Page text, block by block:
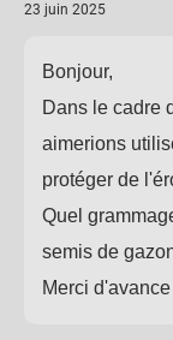
23 juin 2025
Bonjour,
Dans le cadre
aimerions
protéger de
Quel
semis de
Merci